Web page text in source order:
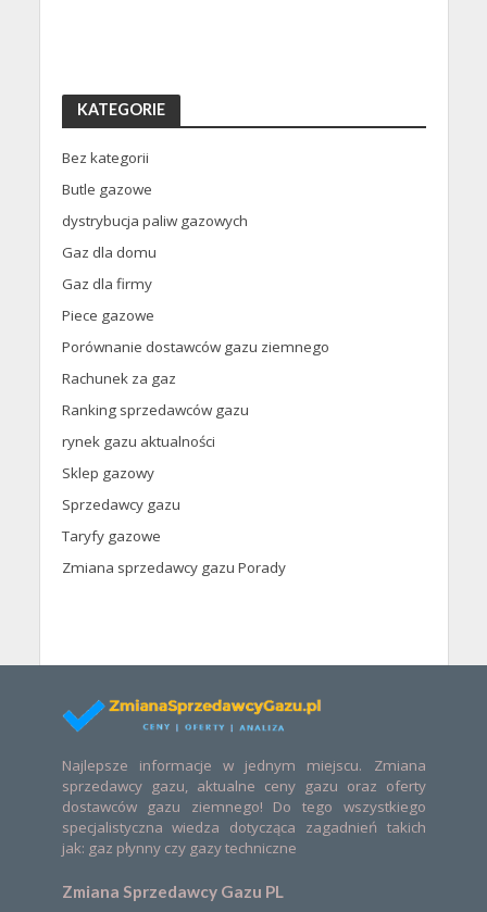
KATEGORIE
Bez kategorii
Butle gazowe
dystrybucja paliw gazowych
Gaz dla domu
Gaz dla firmy
Piece gazowe
Porównanie dostawców gazu ziemnego
Rachunek za gaz
Ranking sprzedawców gazu
rynek gazu aktualności
Sklep gazowy
Sprzedawcy gazu
Taryfy gazowe
Zmiana sprzedawcy gazu Porady
Najlepsze informacje w jednym miejscu. Zmiana
sprzedawcy gazu, aktualne ceny gazu oraz oferty
dostawców gazu ziemnego! Do tego wszystkiego
specjalistyczna wiedza dotycząca zagadnień takich
jak: gaz płynny czy gazy techniczne
Zmiana Sprzedawcy Gazu PL